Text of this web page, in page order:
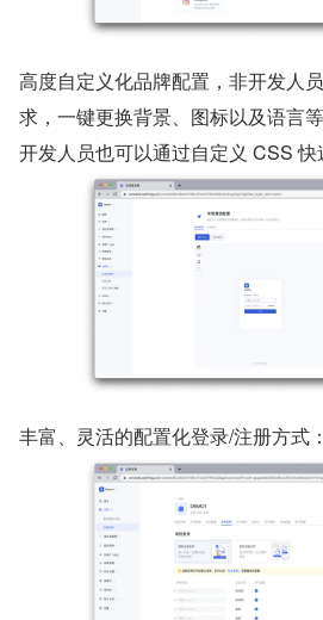
高度自定义化品牌配置，非开发人
求，一键更换背景、图标以及语言
开发人员也可以通过自定义 CSS 快
丰富、灵活的配置化登录/注册方式：